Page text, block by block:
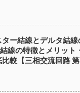
ター結線とデルタ結線
線の特徴とメリット
比較【三相交流回路 第